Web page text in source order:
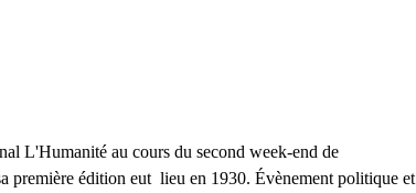
L'Humanité au cours du second week-end de
première édition eut  lieu en 1930. Évènement politique et